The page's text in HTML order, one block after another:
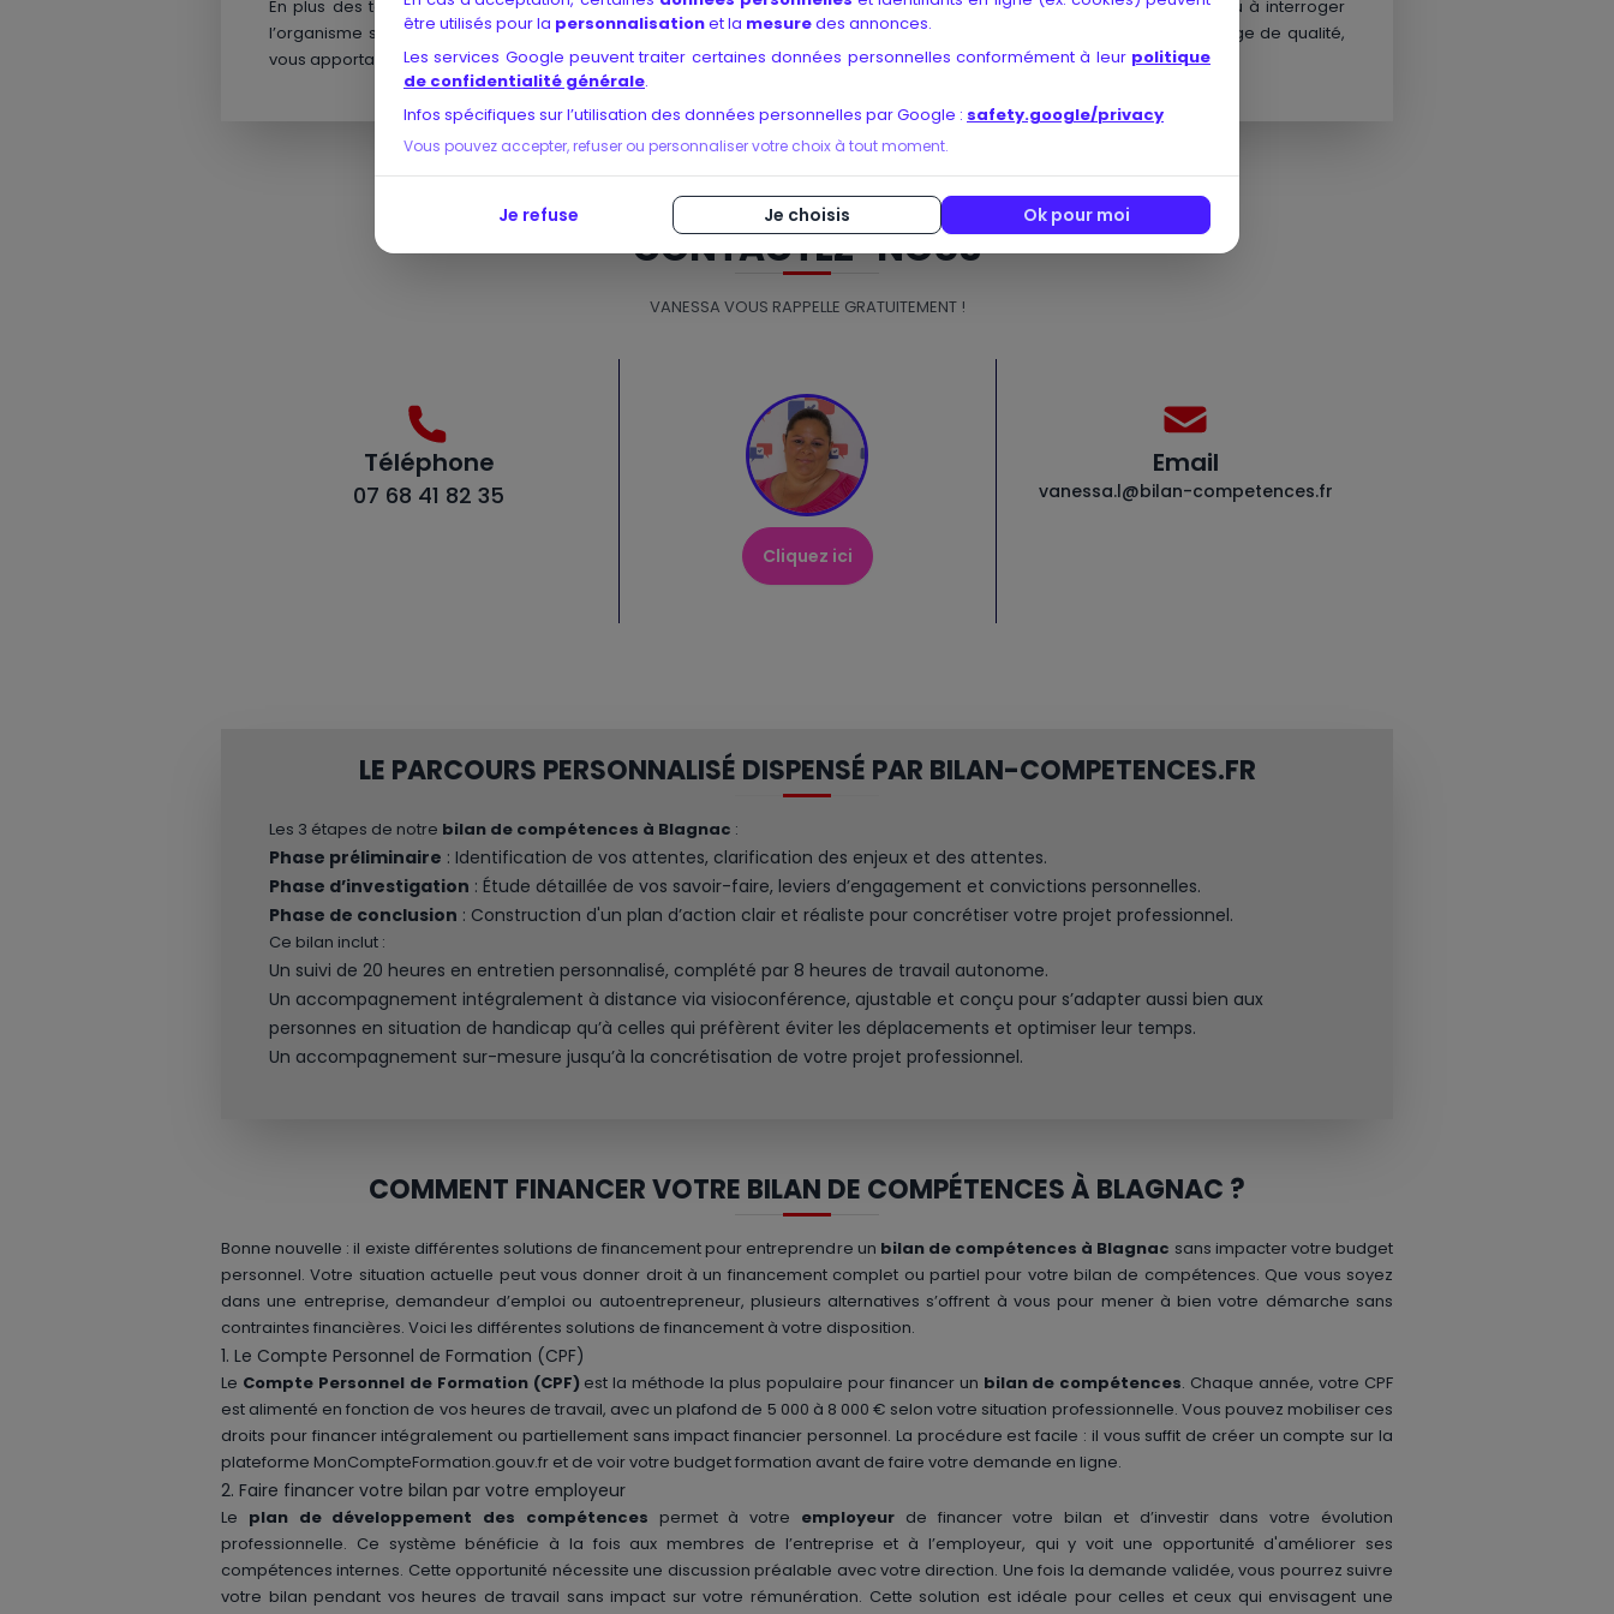
être utilisés pour la personnalisationet la mesuredes annonces.
Les services Google peuvent traiter certaines données personnelles conformément à leur politique
de confidentialité générale.
Infos spécifiques sur l’utilisation des données personnelles par Google : safety.google/privacy
Vous pouvez accepter, refuser ou personnaliser votre choix à tout moment.
Je refuse Je choisis Ok pour moi
En plus des témoignages disponibles, n’hésitez pas à explorer d’éventuellesrecommandations dans les médias
ou à interroger
l’organisme sur des exemples de cas clients réussis. Un organisme avec une bonne reconnaissance est souvent un gage de qualité,
vous apportant ainsi plus de garanties.
CONTACTEZ-NOUS
VANESSA VOUS RAPPELLE GRATUITEMENT !
Téléphone
07 68 41 82 35
Cliquez ici
Email
vanessa.l@bilan-competences.fr
LE PARCOURS PERSONNALISÉ DISPENSÉ PAR BILAN-COMPETENCES.FR
Les 3 étapes de notre bilan de compétences à Blagnac :
Phase préliminaire : Identification de vos attentes, clarification des enjeux et des attentes.
Phase d’investigation : Étude détaillée de vos savoir-faire, leviers d’engagement et convictions personnelles.
Phase de conclusion : Construction d'un plan d’action clair et réaliste pour concrétiser votre projet professionnel.
Ce bilan inclut :
Un suivi de 20 heures en entretien personnalisé, complété par 8 heures de travail autonome.
Un accompagnement intégralement à distance via visioconférence, ajustable et conçu pour s’adapter aussi bien aux
personnes en situation de handicap qu’à celles qui préfèrent éviter les déplacements et optimiser leur temps.
Un accompagnement sur-mesure jusqu’à la concrétisation de votre projet professionnel.
COMMENT FINANCER VOTRE BILAN DE COMPÉTENCES À BLAGNAC ?
Bonne nouvelle : il existe différentes solutions de financement pour entreprendre un bilan de compétences à Blagnac sans impacter votre budget
personnel. Votre situation actuelle peut vous donner droit à un financement complet ou partiel pour votre bilan de compétences. Que vous soyez
dans une entreprise, demandeur d’emploi ou autoentrepreneur, plusieurs alternatives s’offrent à vous pour mener à bien votre démarche sans
contraintes financières. Voici les différentes solutions de financement à votre disposition.
1. Le Compte Personnel de Formation (CPF)
Le Compte Personnel de Formation (CPF)est la méthode la plus populaire pour financer un bilan de compétences. Chaque année, votre CPF
est alimenté en fonction de vos heures de travail, avec un plafond de 5 000 à 8 000 € selon votre situation professionnelle. Vous pouvez mobiliser ces
droits pour financer intégralement ou partiellement sans impact financier personnel. La procédure est facile : il vous suffit de créer un compte sur la
plateforme MonCompteFormation.gouv.fr et de voir votre budget formation avant de faire votre demande en ligne.
2. Faire financer votre bilan par votre employeur
Le plan de développement des compétences permet à votre employeur de financer votre bilan et d’investir dans votre évolution
professionnelle. Ce système bénéficie à la fois aux membres de l’entreprise et à l’employeur, qui y voit une opportunité d'améliorer ses
compétences internes. Cette opportunité nécessite une discussion préalable avec votre direction. Une fois la demande validée, vous pourrez suivre
votre bilan pendant vos heures de travail sans impact sur votre rémunération. Cette solution est idéale pour celles et ceux qui envisagent une